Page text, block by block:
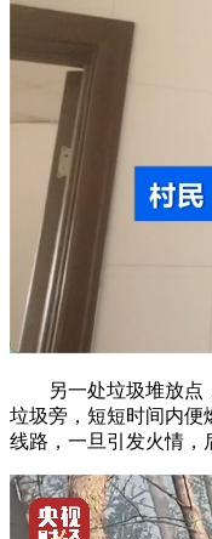
另一处垃圾堆放点
垃圾旁，短短时间内便
线路，一旦引发火情，